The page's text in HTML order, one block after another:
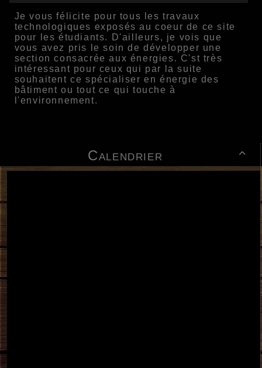

Calendrier
Je vous félicite pour tous les travaux
technologiques exposés au coeur de ce site
pour les étudiants. D'ailleurs, je vois que
vous avez pris le soin de développer une
section consacrée aux énergies. C'st très
intéressant pour ceux qui par la suite
souhaitent ce spécialiser en énergie des
bâtiment ou tout ce qui touche à
l'environnement.